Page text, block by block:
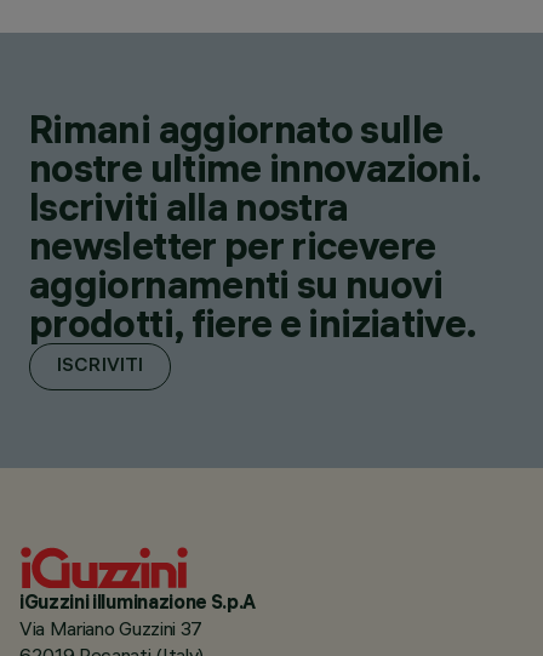
Rimani aggiornato sulle
nostre ultime innovazioni.
Iscriviti alla nostra
newsletter per ricevere
aggiornamenti su nuovi
prodotti, fiere e iniziative.
ISCRIVITI
iGuzzini illuminazione S.p.A
Via Mariano Guzzini 37